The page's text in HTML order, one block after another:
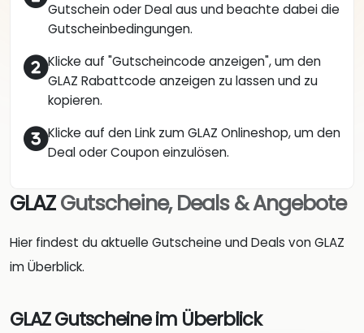
Gutschein oder Deal aus und beachte dabei die
Gutscheinbedingungen.
Klicke auf "Gutscheincode anzeigen", um den
GLAZ Rabattcode anzeigen zu lassen und zu
kopieren.
Klicke auf den Link zum GLAZ Onlineshop, um den
Deal oder Coupon einzulösen.
GLAZGutscheine, Deals & Angebote
Hier findest du aktuelle Gutscheine und Deals von GLAZ
im Überblick.
GLAZ Gutscheine im Überblick